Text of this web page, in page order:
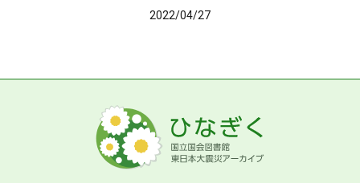
2022/04/27